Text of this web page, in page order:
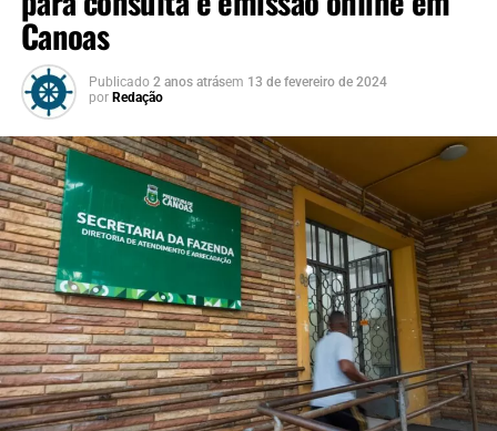
Canoas
Publicado 2 anos atrásem 13 de fevereiro de 2024
por Redação